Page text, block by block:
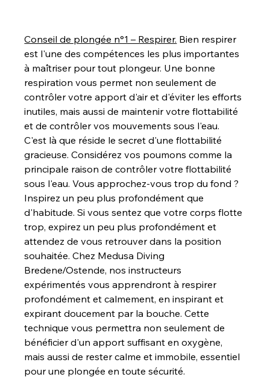
Conseil de plongée n°1 – Respirer. Bien respirer
est l'une des compétences les plus importantes
à maîtriser pour tout plongeur. Une bonne
respiration vous permet non seulement de
contrôler votre apport d'air et d'éviter les efforts
inutiles, mais aussi de maintenir votre flottabilité
et de contrôler vos mouvements sous l'eau.
C'est là que réside le secret d'une flottabilité
gracieuse. Considérez vos poumons comme la
principale raison de contrôler votre flottabilité
sous l'eau. Vous approchez-vous trop du fond ?
Inspirez un peu plus profondément que
d'habitude. Si vous sentez que votre corps flotte
trop, expirez un peu plus profondément et
attendez de vous retrouver dans la position
souhaitée. Chez Medusa Diving
Bredene/Ostende, nos instructeurs
expérimentés vous apprendront à respirer
profondément et calmement, en inspirant et
expirant doucement par la bouche. Cette
technique vous permettra non seulement de
bénéficier d'un apport suffisant en oxygène,
mais aussi de rester calme et immobile, essentiel
pour une plongée en toute sécurité.